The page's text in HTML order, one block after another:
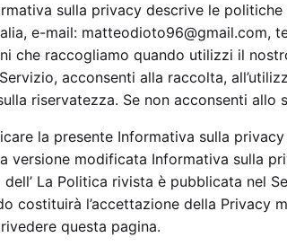
sulla privacy descrive le
e-mail: matteodioto96@gmail.com,
che raccogliamo quando utilizzi il
acconsenti alla raccolta,
riservatezza. Se non acconsenti
la presente Informativa sulla
versione modificata Informativa sulla
La Politica rivista è pubblicata nel
costituirà l’accettazione della
questa pagina.